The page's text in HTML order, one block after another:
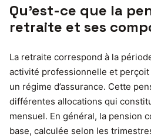
Qu’est-ce que la
retraite et ses
La retraite correspond à la
activité professionnelle et
un régime d’assurance. Cette
différentes allocations qui
mensuel. En général, la pension
base, calculée selon les